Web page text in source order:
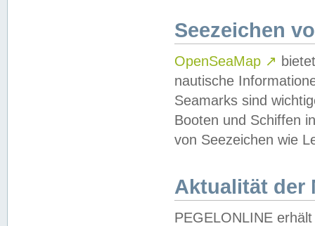
Seezeichen
OpenSeaMap ↗
nautische
Seamarks sind
Booten und Schiffen
von Seezeichen wie
Aktualität der
PEGELONLINE